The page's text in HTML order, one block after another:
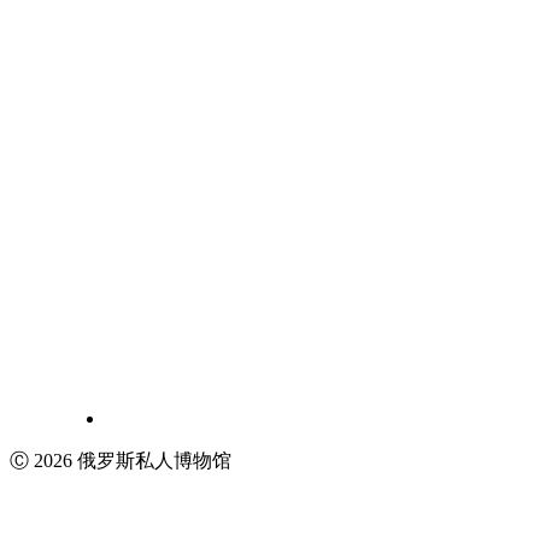
Ⓒ 2026 俄罗斯私人博物馆